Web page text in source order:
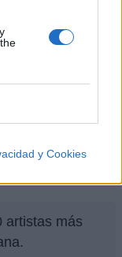
y Cookies
Pioneros
artistas más